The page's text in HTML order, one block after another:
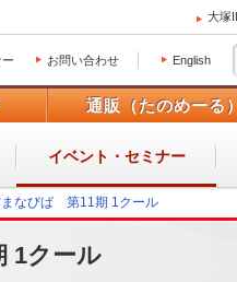
大塚
お問い合わせ English
通販（たのめーる）
イベント・ セミナー
なびば 第11期 1クール
1クール